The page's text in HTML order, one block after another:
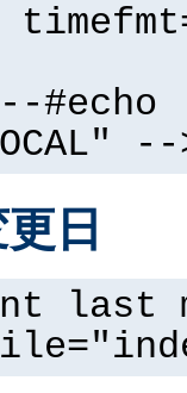
#echo
--
日